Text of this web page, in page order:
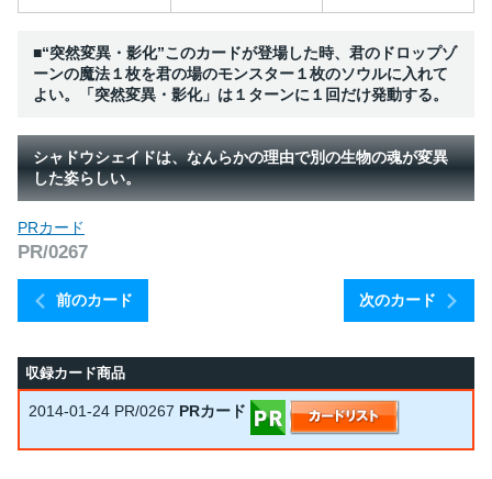
■“突然変異・影化”このカードが登場した時、君のドロップゾ
ーンの魔法１枚を君の場のモンスター１枚のソウルに入れて
よい。「突然変異・影化」は１ターンに１回だけ発動する。
シャドウシェイドは、なんらかの理由で別の生物の魂が変異
した姿らしい。
前のカード
PRカード
PR/0267
次のカード
収録カード商品
2014-01-24 PR/0267 PRカード